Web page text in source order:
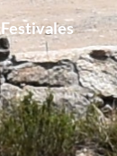
Festivales